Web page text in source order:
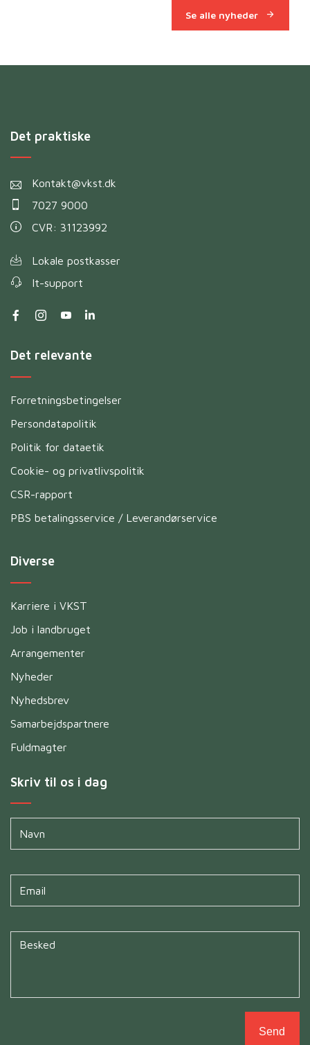
Se alle nyheder
Det praktiske
Kontakt@vkst.dk
7027 9000
CVR: 31123992
Lokale postkasser
It-support
Det relevante
Forretningsbetingelser
Persondatapolitik
Politik for dataetik
Cookie- og privatlivspolitik
CSR-rapport
PBS betalingsservice / Leverandørservice
Diverse
Karriere i VKST
Job i landbruget
Arrangementer
Nyheder
Nyhedsbrev
Samarbejdspartnere
Fuldmagter
Skriv til os i dag